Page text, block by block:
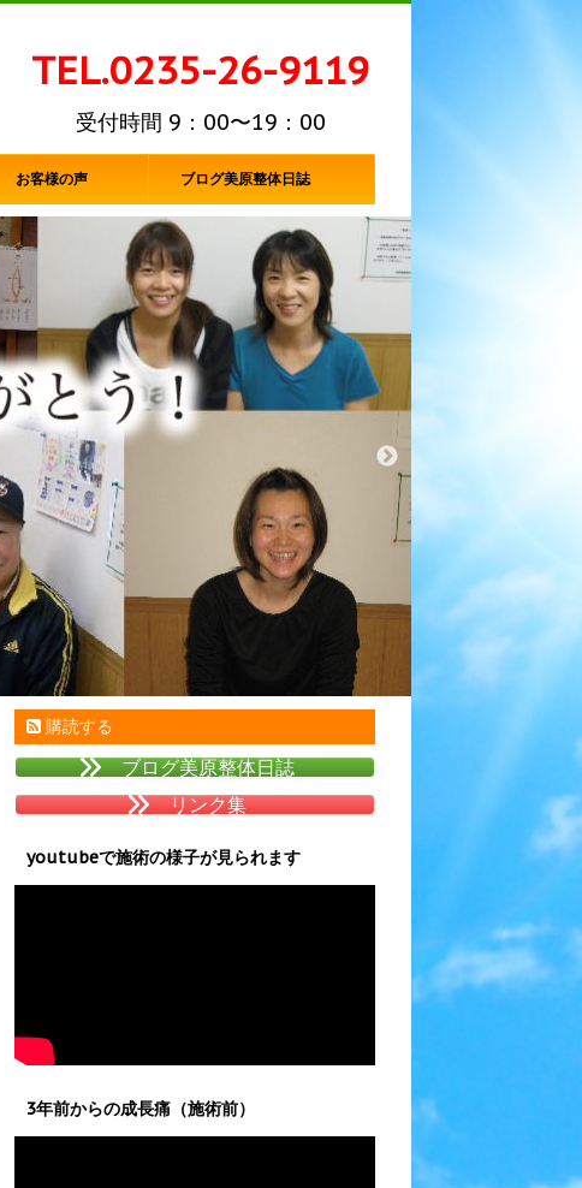
TEL.0235-26-9119
受付時間 9：00〜19：00
お客様の声 ブログ美原整体日誌
購読する
ブログ美原整体日誌
リンク集
youtubeで施術の様子が見られます
3年前からの成長痛（施術前）